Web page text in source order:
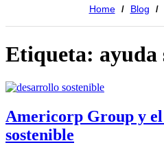
Home / Blog /
Etiqueta: ayuda
Americorp Group y
sostenible